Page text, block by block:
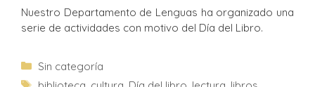
Nuestro Departamento de Lenguas ha organizado una
serie de actividades con motivo del Día del Libro.
Sin categoría